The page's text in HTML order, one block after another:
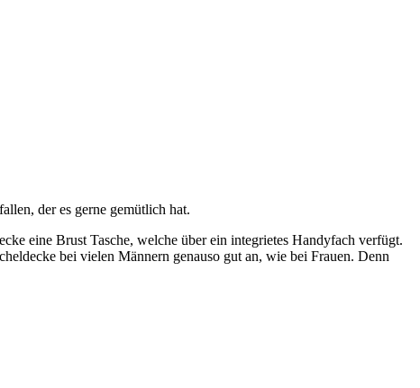
der es gerne gemütlich hat.
eine Brust Tasche, welche über ein integrietes Handyfach verfügt.
bei vielen Männern genauso gut an, wie bei Frauen. Denn